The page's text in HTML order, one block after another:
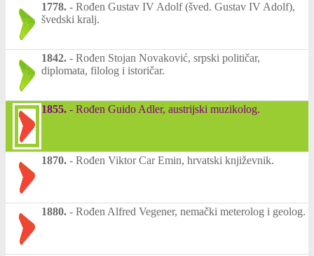
1778. - Rođen Gustav IV Adolf (šved. Gustav IV Adolf),
švedski kralj.
1842. - Rođen Stojan Novaković, srpski političar,
diplomata, filolog i istoričar.
1855. - Rođen Guido Adler, austrijski muzikolog.
1870. - Rođen Viktor Car Emin, hrvatski književnik.
1880. - Rođen Alfred Vegener, nemački meterolog i geolog.